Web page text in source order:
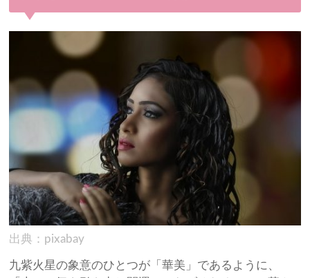
出典：pixabay
九紫火星の象意のひとつが「華美」であるように、